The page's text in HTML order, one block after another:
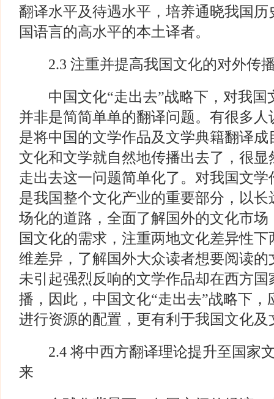
翻译水平及待遇水平，培养通晓我国
国语言的高水平的本土译者。
2.3 注重并提高我国文化的对外传
中国文化“走出去”战略下，对我国
并非是简简单单的翻译问题。有很多人
是将中国的文学作品及文学典籍翻译
文化和文学就自然地传播出去了，很
走出去这一问题简单化了。对我国文
是我国整个文化产业的重要部分，以
场化的道路，全面了解国外的文化市
国文化的需求，注重两地文化差异性
维差异，了解国外大众读者想要阅读
未引起强烈反响的文学作品却在西方
播，因此，中国文化“走出去”战略下
进行资源的配置，更有利于我国文化
2.4 将中西方翻译理论提升至国家
来